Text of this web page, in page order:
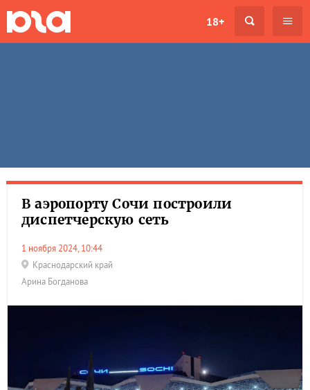
18+
В аэропорту Сочи построили
диспетчерскую сеть
1 ноября 2024, 10:44
Краснодарский край
Арина Богданова